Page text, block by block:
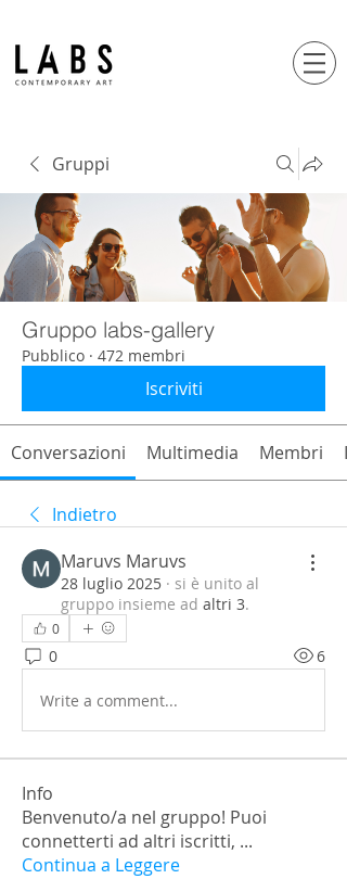
Gruppi
Gruppo labs-gallery
Pubblico · 472 membri
Iscriviti
Conversazioni Multimedia Membri
Indietro
Maruvs Maruvs
28 luglio 2025 · si è unito al
gruppo insieme ad altri 3.
0
0 6
Write a comment...
Info
Benvenuto/a nel gruppo! Puoi
connetterti ad altri iscritti, ...
Continua a Leggere